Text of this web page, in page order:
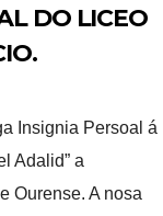
DO LICEO
Insignia Persoal á
Adalid” a
Ourense. A nosa